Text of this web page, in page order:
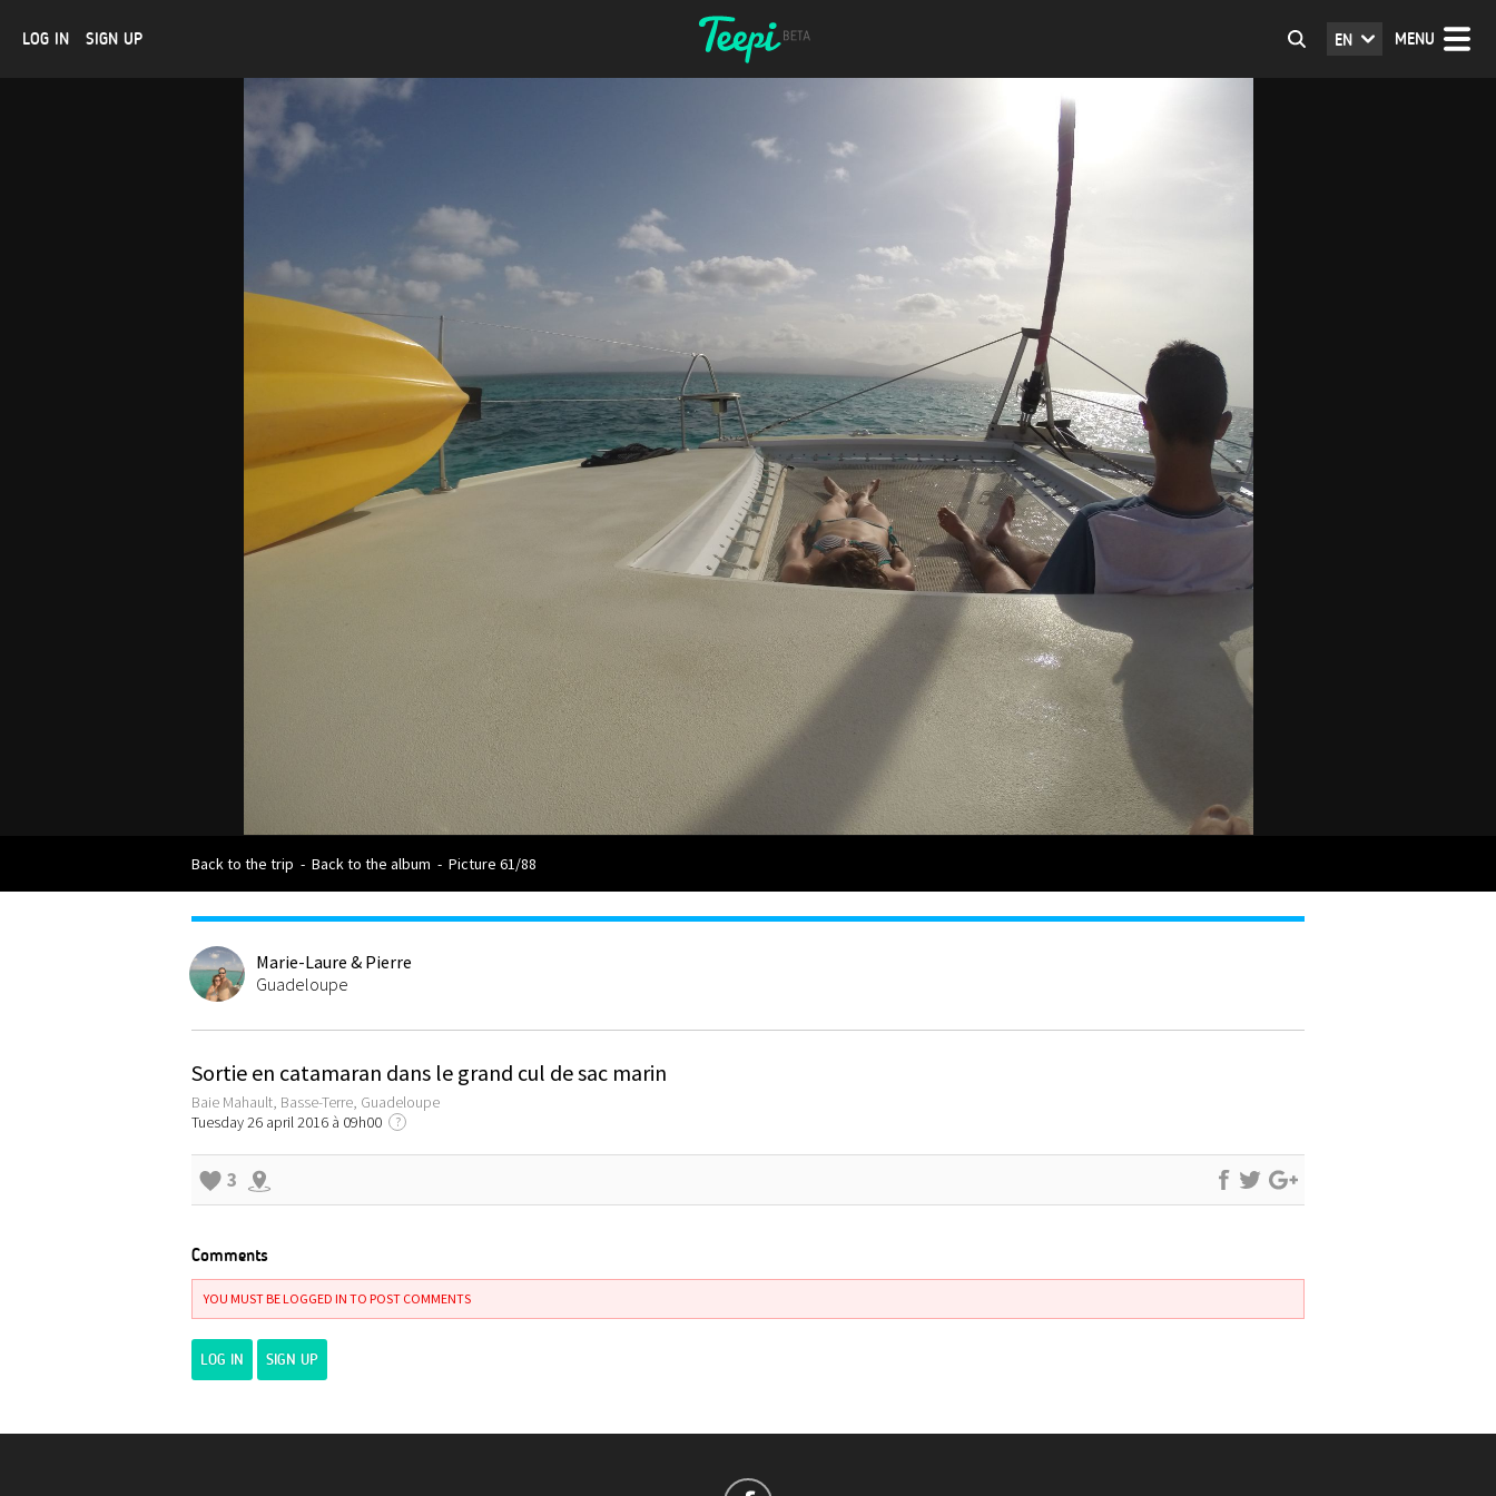
LOG IN SIGN UP MENU
EN
Back to the trip - Back to the album - Picture 61/88
Marie-Laure & Pierre
Guadeloupe
Sortie en catamaran dans le grand cul de sac marin
Baie Mahault, Basse-Terre, Guadeloupe
Tuesday 26 april 2016 à 09h00
?
3
Comments
YOU MUST BE LOGGED IN TO POST COMMENTS
LOG IN SIGN UP